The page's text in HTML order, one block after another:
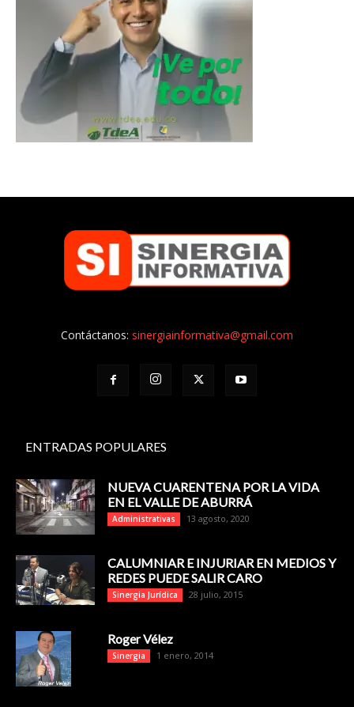
Contáctanos: sinergiainformativa@gmail.com
ENTRADAS POPULARES
NUEVA CUARENTENA POR LA VIDA
EN EL VALLE DE ABURRÁ
Administrativas 13 agosto, 2020
CALUMNIAR E INJURIAR EN MEDIOS Y
REDES PUEDE SALIR CARO
Sinergia Jurídica 28 julio, 2015
Roger Vélez
Sinergia 1 enero, 2014